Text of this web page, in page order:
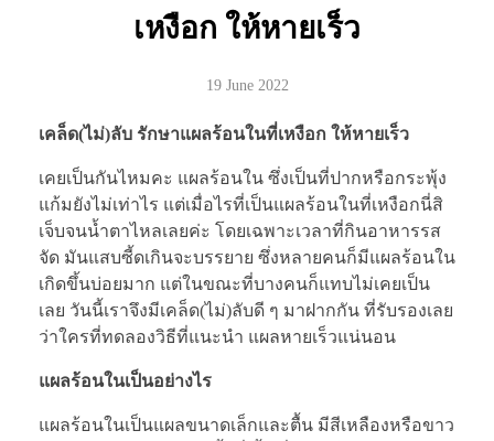
เหงือก ให้หายเร็ว
19 June 2022
เคล็ด(ไม่)ลับ รักษาแผลร้อนในที่เหงือก ให้หายเร็ว
เคยเป็นกันไหมคะ แผลร้อนใน ซึ่งเป็นที่ปากหรือกระพุ้ง
แก้มยังไม่เท่าไร แต่เมื่อไรที่เป็นแผลร้อนในที่เหงือกนี่สิ
เจ็บจนน้ำตาไหลเลยค่ะ โดยเฉพาะเวลาที่กินอาหารรส
จัด มันแสบซี้ดเกินจะบรรยาย ซึ่งหลายคนก็มีแผลร้อนใน
เกิดขึ้นบ่อยมาก แต่ในขณะที่บางคนก็แทบไม่เคยเป็น
เลย วันนี้เราจึงมีเคล็ด(ไม่)ลับดี ๆ มาฝากกัน ที่รับรองเลย
ว่าใครที่ทดลองวิธีที่แนะนำ แผลหายเร็วแน่นอน
แผลร้อนในเป็นอย่างไร
แผลร้อนในเป็นแผลขนาดเล็กและตื้น มีสีเหลืองหรือขาว